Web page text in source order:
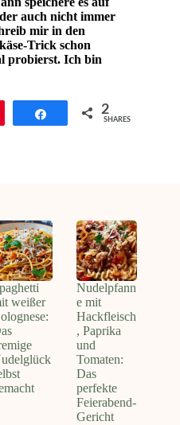
auch nicht immer
mir in den
Trick schon
probierst. Ich bin
Share 2
SHARES
weißer
Nudelpfann
e mit
Hackfleisch
, Paprika
und
Tomaten:
Das
perfekte
Feierabend-
Gericht